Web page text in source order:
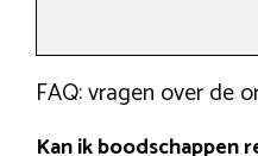
FAQ: vragen over de
Kan ik boodschappen